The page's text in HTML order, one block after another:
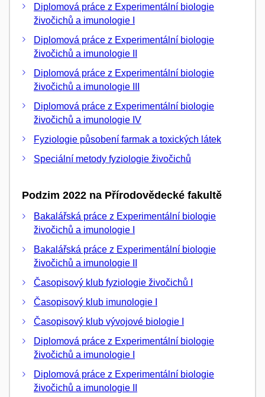
Diplomová práce z Experimentální biologie
živočichů a imunologie I
Diplomová práce z Experimentální biologie
živočichů a imunologie II
Diplomová práce z Experimentální biologie
živočichů a imunologie III
Diplomová práce z Experimentální biologie
živočichů a imunologie IV
Fyziologie působení farmak a toxických látek
Speciální metody fyziologie živočichů
Podzim 2022 na Přírodovědecké fakultě
Bakalářská práce z Experimentální biologie
živočichů a imunologie I
Bakalářská práce z Experimentální biologie
živočichů a imunologie II
Časopisový klub fyziologie živočichů I
Časopisový klub imunologie I
Časopisový klub vývojové biologie I
Diplomová práce z Experimentální biologie
živočichů a imunologie I
Diplomová práce z Experimentální biologie
živočichů a imunologie II